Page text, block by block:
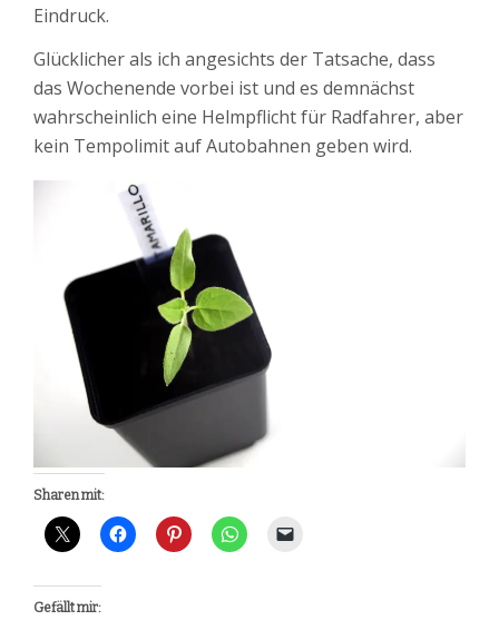
Eindruck.
Glücklicher als ich angesichts der Tatsache, dass
das Wochenende vorbei ist und es demnächst
wahrscheinlich eine Helmpflicht für Radfahrer, aber
kein Tempolimit auf Autobahnen geben wird.
Sharen mit:
Gefällt mir: